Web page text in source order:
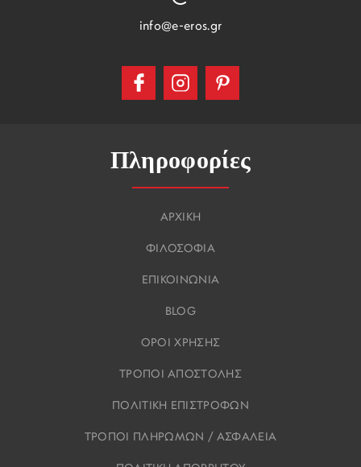
Πληροφορίες
ΑΡΧΙΚΗ
ΦΙΛΟΣΟΦΙΑ
ΕΠΙΚΟΙΝΩΝΙΑ
BLOG
ΟΡΟΙ ΧΡΗΣΗΣ
ΤΡΟΠΟΙ ΑΠΟΣΤΟΛΗΣ
ΠΟΛΙΤΙΚΗ ΕΠΙΣΤΡΟΦΩΝ
ΤΡΟΠΟΙ ΠΛΗΡΩΜΩΝ / ΑΣΦΑΛΕΙΑ
info@e-eros.gr